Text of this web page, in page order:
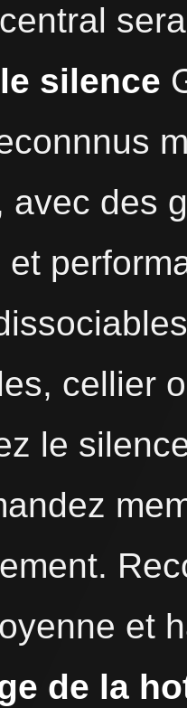
silence
avec des
et
cellier
le
et
de la